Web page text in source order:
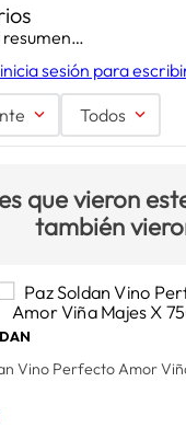
resumen…
sesión para
Todos
que vieron
también
Vino Perfecto Amor